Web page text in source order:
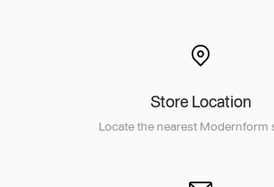
Store Location
Locate the nearest Modernform